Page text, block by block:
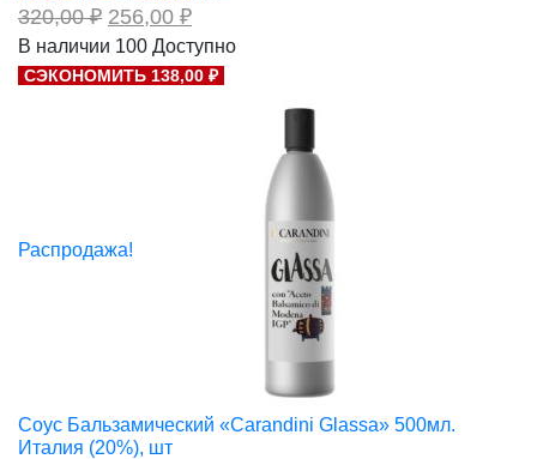
320,00₽ Первоначальная
цена
составляла
320,00 ₽.
256,00 ₽Текущая
256,00 ₽.
В наличии 100 Доступно
СЭКОНОМИТЬ 138,00 ₽
Распродажа!
Соус Бальзамический «Carandini Glassa» 500мл.
Италия (20%), шт